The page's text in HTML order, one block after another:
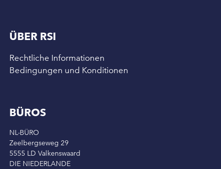
ÜBER RSI
Rechtliche Informationen
Bedingungen und Konditionen
BÜROS
NL-BÜRO
Zeelbergseweg 29
5555 LD Valkenswaard
DIE NIEDERLANDE